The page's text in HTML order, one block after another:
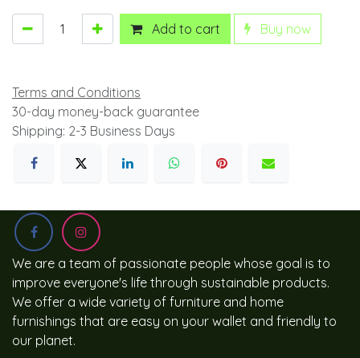
Add to cart Buy now
Terms and Conditions
30-day money-back guarantee
Shipping: 2-3 Business Days
We are a team of passionate people whose goal is to
improve everyone's life through sustainable products.
We offer a wide variety of furniture and home
furnishings that are easy on your wallet and friendly to
our planet.